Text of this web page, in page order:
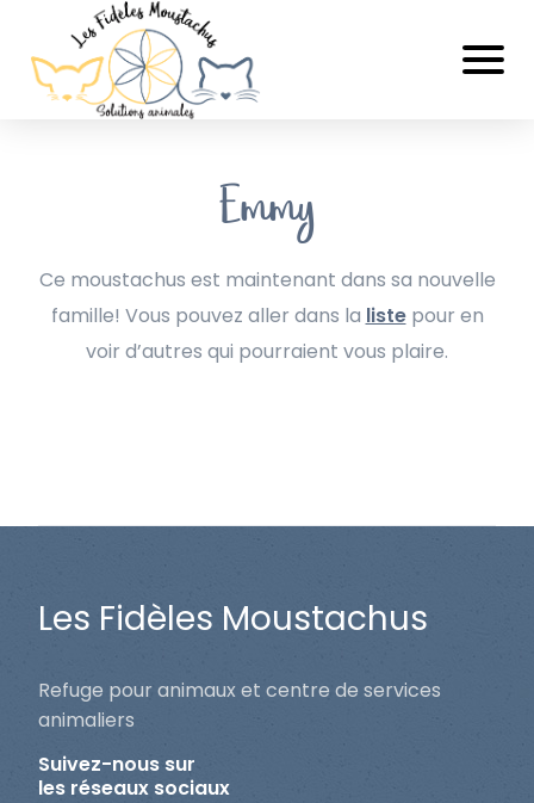
Emmy
Ce moustachus est maintenant dans sa nouvelle
famille! Vous pouvez aller dans la listepour en
voir d’autres qui pourraient vous plaire.
Les Fidèles Moustachus
Refuge pour animaux et centre de services
animaliers
Suivez-nous sur
les réseaux sociaux